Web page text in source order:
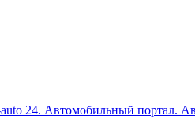
24. Автомобильный портал.